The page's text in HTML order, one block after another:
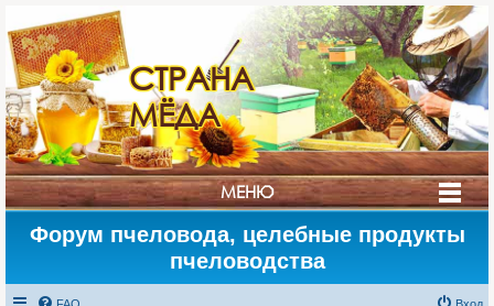
СТРАНА
МЁДА
МЕНЮ
Форум пчеловода, целебные продукты
пчеловодства